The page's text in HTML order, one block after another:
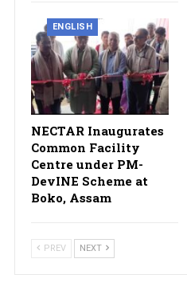
ENGLISH
NECTAR Inaugurates
Common Facility
Centre under PM-
DevINE Scheme at
Boko, Assam
PREV NEXT